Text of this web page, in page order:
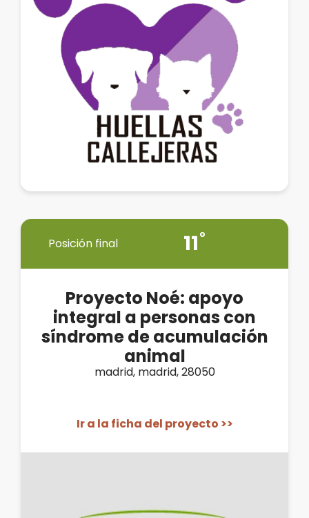
Posición final 11
Proyecto Noé: apoyo
integral a personas con
síndrome de acumulación
animal
madrid, madrid, 28050
Ir a la ficha del proyecto >>